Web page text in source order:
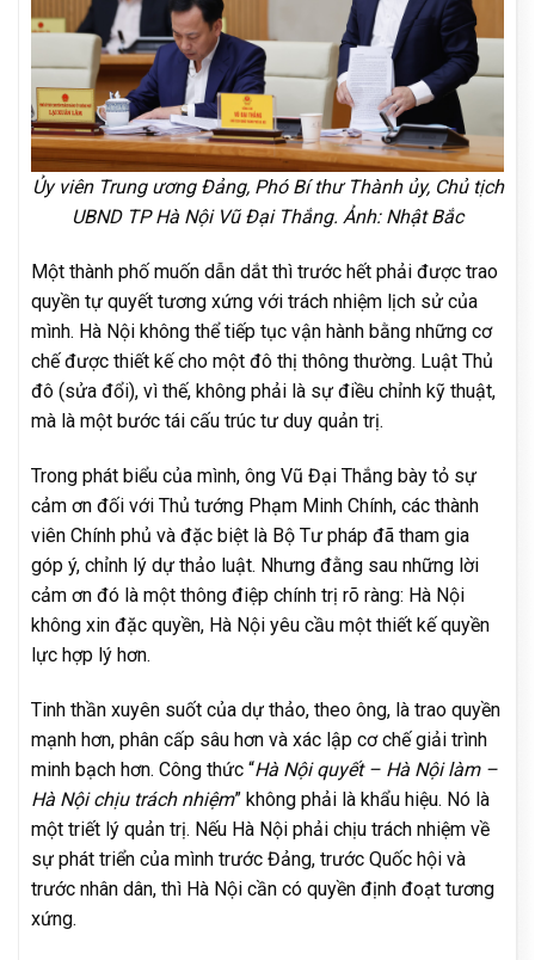
Ủy viên Trung ương Đảng, Phó Bí thư Thành ủy, Chủ tịch
UBND TP Hà Nội Vũ Đại Thắng. Ảnh: Nhật Bắc
Một thành phố muốn dẫn dắt thì trước hết phải được trao
quyền tự quyết tương xứng với trách nhiệm lịch sử của
mình. Hà Nội không thể tiếp tục vận hành bằng những cơ
chế được thiết kế cho một đô thị thông thường. Luật Thủ
đô (sửa đổi), vì thế, không phải là sự điều chỉnh kỹ thuật,
mà là một bước tái cấu trúc tư duy quản trị.
Trong phát biểu của mình, ông Vũ Đại Thắng bày tỏ sự
cảm ơn đối với Thủ tướng Phạm Minh Chính, các thành
viên Chính phủ và đặc biệt là Bộ Tư pháp đã tham gia
góp ý, chỉnh lý dự thảo luật. Nhưng đằng sau những lời
cảm ơn đó là một thông điệp chính trị rõ ràng: Hà Nội
không xin đặc quyền, Hà Nội yêu cầu một thiết kế quyền
lực hợp lý hơn.
Tinh thần xuyên suốt của dự thảo, theo ông, là trao quyền
mạnh hơn, phân cấp sâu hơn và xác lập cơ chế giải trình
minh bạch hơn. Công thức “Hà Nội quyết – Hà Nội làm –
Hà Nội chịu trách nhiệm” không phải là khẩu hiệu. Nó là
một triết lý quản trị. Nếu Hà Nội phải chịu trách nhiệm về
sự phát triển của mình trước Đảng, trước Quốc hội và
trước nhân dân, thì Hà Nội cần có quyền định đoạt tương
xứng.